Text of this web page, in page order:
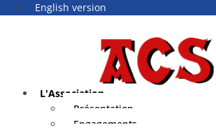
English version
L'Association
Présentation
Engagements